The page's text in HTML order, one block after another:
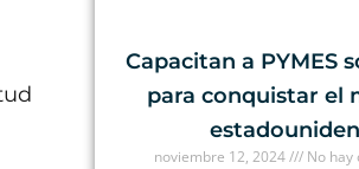
Capacitan a PYMES
para conquistar el
noviembre 12, 2024 No hay